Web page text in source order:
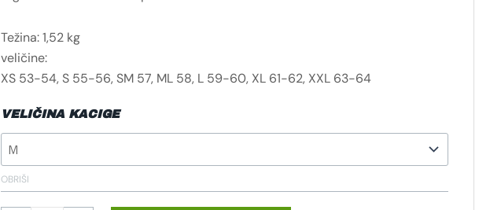
Težina: 1,52 kg
veličine:
XS 53-54, S 55-56, SM 57, ML 58, L 59-60, XL 61-62, XXL 63-64
VELIČINA KACIGE
OBRIŠI